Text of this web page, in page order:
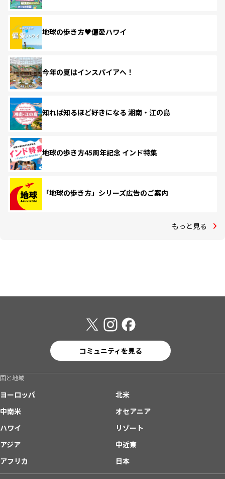
地球の歩き方♥偏愛ハワイ
今年の夏はインスパイアへ！
知れば知るほど好きになる 湘南・江の島
地球の歩き方45周年記念 インド特集
「地球の歩き方」シリーズ広告のご案内
もっと見る
コミュニティを見る
国と地域
ヨーロッパ
北米
中南米
オセアニア
ハワイ
リゾート
アジア
中近東
アフリカ
日本